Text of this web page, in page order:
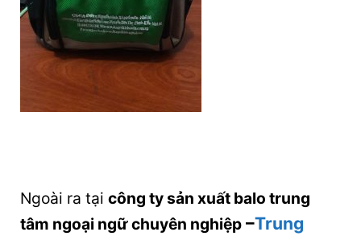
Ngoài ra tại công ty sản xuất balo trung
tâm ngoại ngữ chuyên nghiệp –Trung